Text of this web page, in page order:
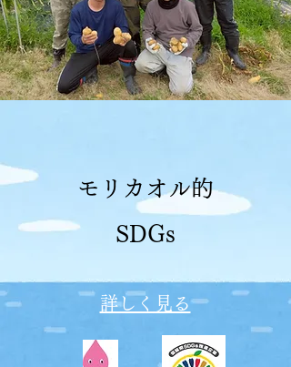
モリカオル的
SDGs
詳しく見る